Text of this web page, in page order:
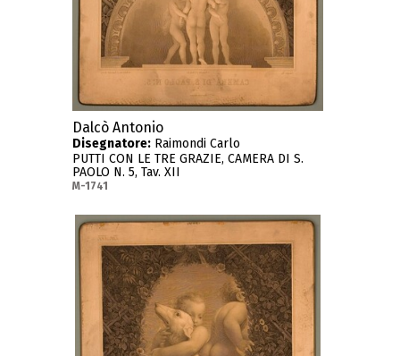
Dalcò Antonio
Disegnatore: Raimondi Carlo
PUTTI CON LE TRE GRAZIE, CAMERA DI S.
PAOLO N. 5, Tav. XII
M-1741